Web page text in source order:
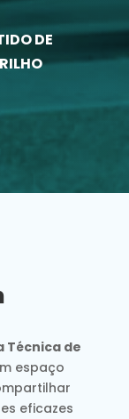
DE
Técnica de
espaço
eficazes